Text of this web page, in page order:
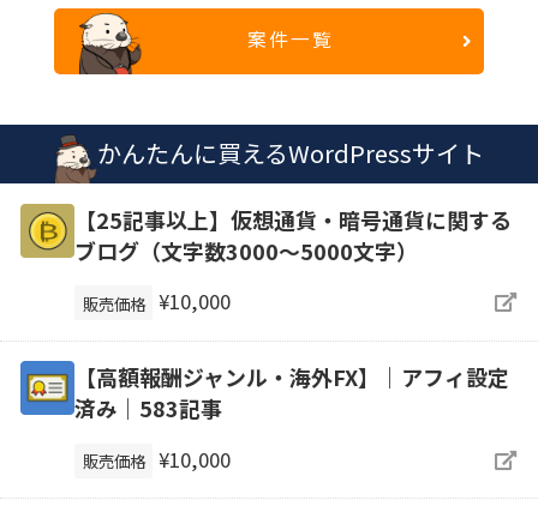
案件一覧
かんたんに買えるWordPressサイト
【25記事以上】仮想通貨・暗号通貨に関する
ブログ（文字数3000～5000文字）
販売価格 ¥10,000
【高額報酬ジャンル・海外FX】｜アフィ設定
済み｜583記事
販売価格 ¥10,000